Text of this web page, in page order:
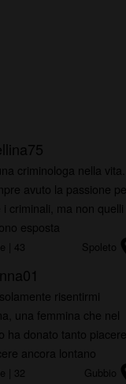
criminologa nella vita.
avuto la passione
i criminali, ma non quelli
esposta
quindi cerco
al mio letto
Spoleto
| 43
risentirmi
una femmina che nel
ha donato tanto piacere,
ancora lontano
dimenticato, e che
Gubbio
| 32